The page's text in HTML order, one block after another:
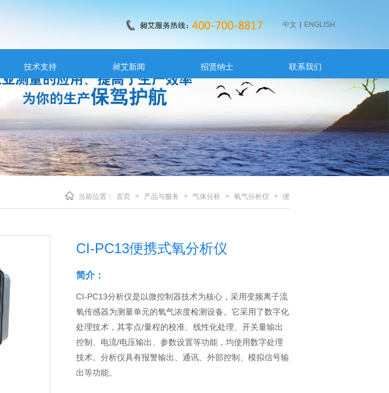
中文 ENGLISH
技术支持 昶艾新闻 招贤纳士 联系我们
当前位置： 首页 > 产品与服务 > 气体分析 > 氧气分析仪 > 便
CI-PC13便携式氧分析仪
简介：
CI-PC13分析仪是以微控制器技术为核心，采用变频离子流
氧传感器为测量单元的氧气浓度检测设备。它采用了数字化
处理技术，其零点/量程的校准、线性化处理、开关量输出
控制、电流/电压输出、参数设置等功能，均使用数字处理
技术。分析仪具有报警输出、通讯、外部控制、模拟信号输
出等功能。